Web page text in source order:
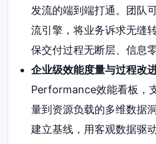
发流的端到端打通。团队
流引擎，将业务诉求无缝
保交付过程无断层、信息零
企业级效能度量与过程改
Performance效能看板，
量到资源负载的多维数据
建立基线，用客观数据驱